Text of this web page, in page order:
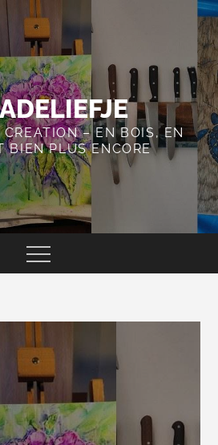
– EN BOIS, EN
BIEN PLUS ENCORE